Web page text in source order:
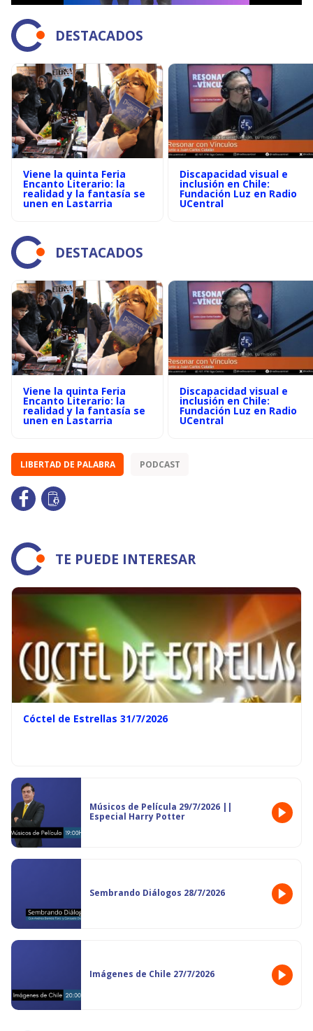
DESTACADOS
Viene la quinta Feria
Encanto Literario: la
realidad y la fantasía se
unen en Lastarria
Discapacidad visual e
inclusión en Chile:
Fundación Luz en Radio
UCentral
DESTACADOS
Viene la quinta Feria
Encanto Literario: la
realidad y la fantasía se
unen en Lastarria
Discapacidad visual e
inclusión en Chile:
Fundación Luz en Radio
UCentral
LIBERTAD DE PALABRA PODCAST
TE PUEDE INTERESAR
Cóctel de Estrellas 31/7/2026
Músicos de Película 29/7/2026 ||
Especial Harry Potter
Sembrando Diálogos 28/7/2026
Imágenes de Chile 27/7/2026